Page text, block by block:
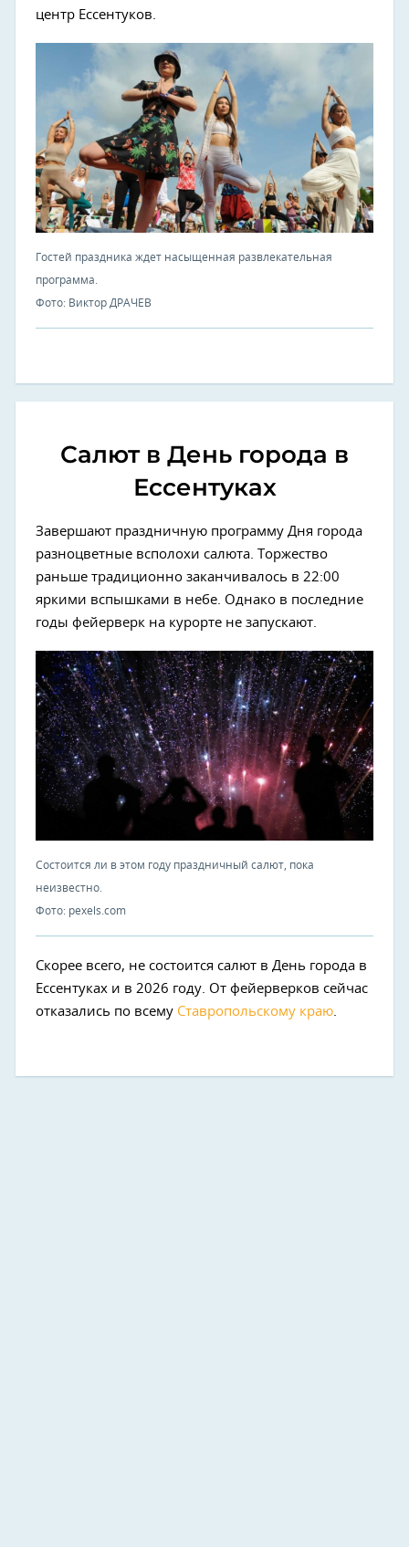
центр Ессентуков.
Гостей праздника ждет насыщенная развлекательная
программа.
Фото: Виктор ДРАЧЕВ
Салют в День города в
Ессентуках
Завершают праздничную программу Дня города
разноцветные всполохи салюта. Торжество
раньше традиционно заканчивалось в 22:00
яркими вспышками в небе. Однако в последние
годы фейерверк на курорте не запускают.
Состоится ли в этом году праздничный салют, пока
неизвестно.
Фото: pexels.com
Скорее всего, не состоится салют в День города в
Ессентуках и в 2026 году. От фейерверков сейчас
отказались по всему Ставропольскому краю.